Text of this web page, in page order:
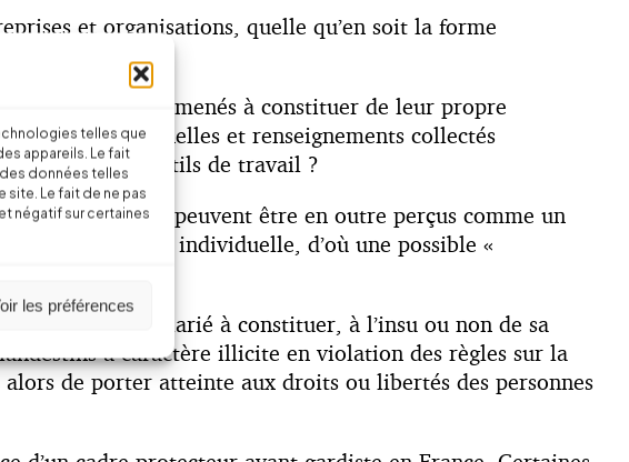
telles que
appareils. Le fait
données telles
site. Le fait de ne pas
négatif sur certaines
les préférences
et organisations, quelle qu’en soit la forme
sont ainsi amenés à constituer de leur propre
personnelles et renseignements collectés
comme outils de travail ?
ces outils peuvent être en outre perçus comme un
la performance individuelle, d’où une possible «
le salarié à constituer, à l’insu ou non de sa
à caractère illicite en violation des règles sur la
alors de porter atteinte aux droits ou libertés des personnes